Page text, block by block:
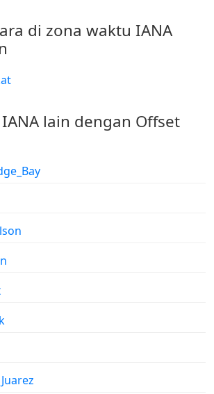
di zona waktu IANA
lain dengan Offset